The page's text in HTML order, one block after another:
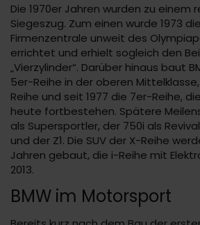
Die 1970er Jahren wurden zu einem
Siegeszug. Zum einen wurde 1973
Firmenzentrale unweit des
errichtet und erhielt sogleich den
„Vierzylinder“. Darüber hinaus baut
5er-Reihe in der oberen
Reihe und seit 1977 die 7er-Reihe,
heute fortbestehen. Spätere
als Supersportler, der 750i als
und der Z1. Die SUV der X-Reihe
Jahren gebaut, die i-Reihe mit
2013.
BMW im Motorsport